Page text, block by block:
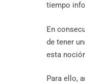
tiempo
En
de tener
esta
Para ello,